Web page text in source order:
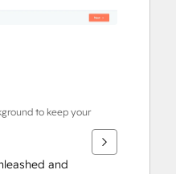
to keep your
and